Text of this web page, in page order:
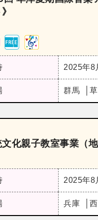
2025年8
群馬
文化親子教室事業（
2025年8
兵庫